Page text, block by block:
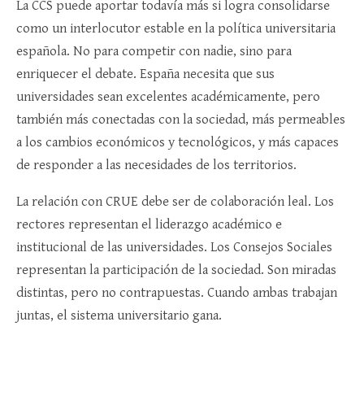
La CCS puede aportar todavía más si logra consolidarse
como un interlocutor estable en la política universitaria
española. No para competir con nadie, sino para
enriquecer el debate. España necesita que sus
universidades sean excelentes académicamente, pero
también más conectadas con la sociedad, más permeables
a los cambios económicos y tecnológicos, y más capaces
de responder a las necesidades de los territorios.
La relación con CRUE debe ser de colaboración leal. Los
rectores representan el liderazgo académico e
institucional de las universidades. Los Consejos Sociales
representan la participación de la sociedad. Son miradas
distintas, pero no contrapuestas. Cuando ambas trabajan
juntas, el sistema universitario gana.